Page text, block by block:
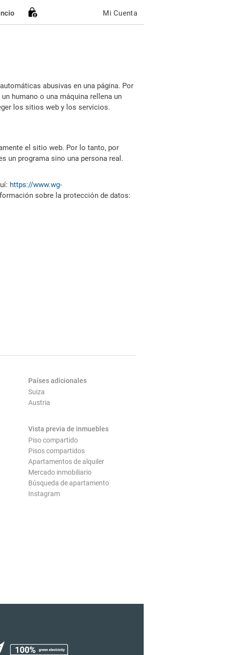
Mi Cuenta
abusivas en una página. Por
humano o una máquina rellena un
los sitios web y los servicios.
el sitio web. Por lo tanto, por
un programa sino una persona real.
https://www.wg-
sobre la protección de datos:
Países adicionales
Suiza
Austria
Vista previa de inmuebles
Piso compartido
Pisos compartidos
Apartamentos de alquiler
Mercado inmobiliario
Búsqueda de apartamento
Instagram